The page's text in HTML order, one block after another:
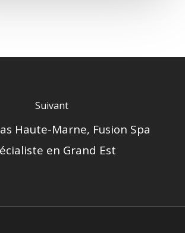
Suivant
Haute-Marne, Fusion Spa
en Grand Est